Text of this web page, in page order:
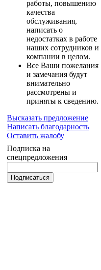
работы, повышению
качества
обслуживания,
написать о
недостатках в работе
наших сотрудников и
компании в целом.
Все Ваши пожелания
и замечания будут
внимательно
рассмотрены и
приняты к сведению.
Высказать предложение
Написать благодарность
Оставить жалобу
Подписка на
спецпредложения